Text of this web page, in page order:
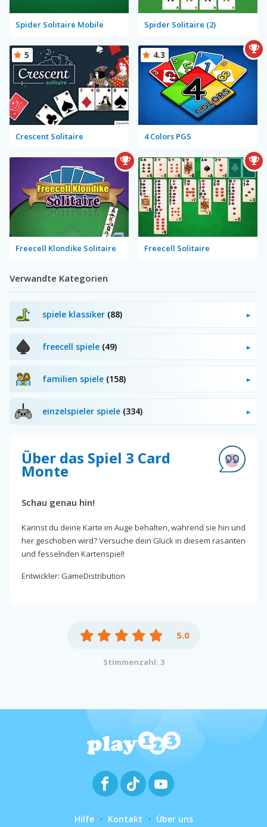
Spider Solitaire Mobile Spider Solitaire (2)
Crescent Solitaire
5
4 Colors PGS
4.3
Freecell Klondike Solitaire Freecell Solitaire
Verwandte Kategorien
spiele klassiker (88)
freecell spiele (49)
familien spiele (158)
einzelspieler spiele (334)
Über das Spiel 3 Card
Monte
Schau genau hin!
Kannst du deine Karte im Auge behalten, während sie hin und
her geschoben wird? Versuche dein Glück in diesem rasanten
und fesselnden Kartenspiel!
Entwickler: GameDistribution
5.0
Stimmenzahl: 3
Hilfe Kontakt Über uns